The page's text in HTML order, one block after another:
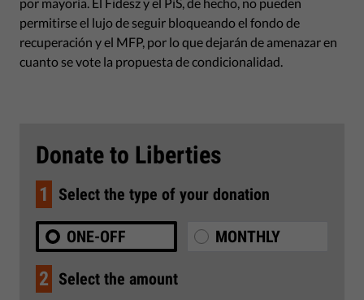
permitirse el lujo de seguir bloqueando el fondo de
recuperación y el MFP, por lo que dejarán de amenazar en
cuanto se vote la propuesta de condicionalidad.
Donate to Liberties
1 Select the type of your donation
ONE-OFF MONTHLY
2 Select the amount